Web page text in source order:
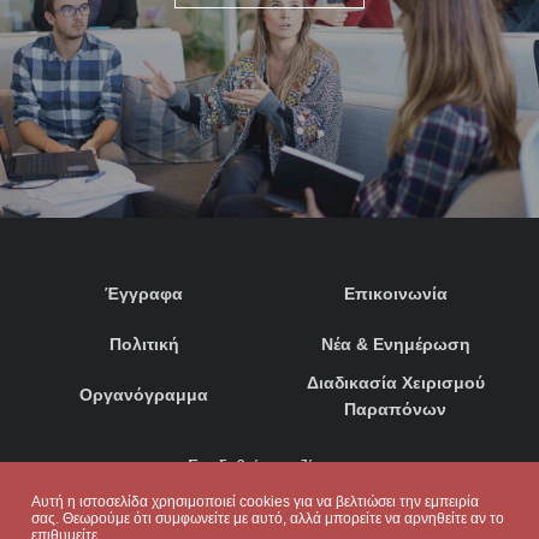
Αυτή η ιστοσελίδα χρησιμοποιεί cookies για να βελτιώσει την εμπειρία
σας. Θεωρούμε ότι συμφωνείτε με αυτό, αλλά μπορείτε να αρνηθείτε αν το
επιθυμείτε.
Έγγραφα
Πολιτική
Οργανόγραμμα
Επικοινωνία
Νέα & Ενημέρωση
Διαδικασία Χειρισμού
Παραπόνων
Συνδεθείτε μαζί μας: